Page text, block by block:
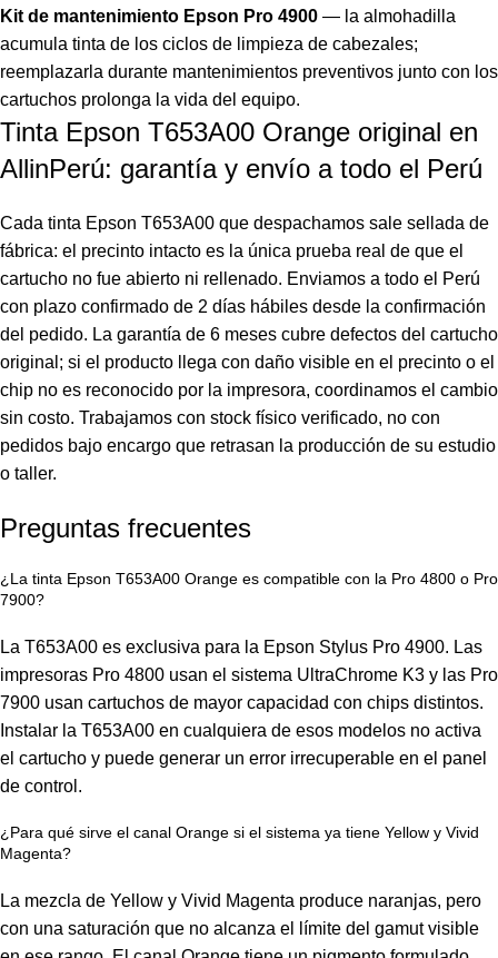
Kit de mantenimiento Epson Pro 4900 — la almohadilla
acumula tinta de los ciclos de limpieza de cabezales;
reemplazarla durante mantenimientos preventivos junto con los
cartuchos prolonga la vida del equipo.
Tinta Epson T653A00 Orange original en
AllinPerú: garantía y envío a todo el Perú
Cada tinta Epson T653A00 que despachamos sale sellada de
fábrica: el precinto intacto es la única prueba real de que el
cartucho no fue abierto ni rellenado. Enviamos a todo el Perú
con plazo confirmado de 2 días hábiles desde la confirmación
del pedido. La garantía de 6 meses cubre defectos del cartucho
original; si el producto llega con daño visible en el precinto o el
chip no es reconocido por la impresora, coordinamos el cambio
sin costo. Trabajamos con stock físico verificado, no con
pedidos bajo encargo que retrasan la producción de su estudio
o taller.
Preguntas frecuentes
¿La tinta Epson T653A00 Orange es compatible con la Pro 4800 o Pro
7900?
La T653A00 es exclusiva para la Epson Stylus Pro 4900. Las
impresoras Pro 4800 usan el sistema UltraChrome K3 y las Pro
7900 usan cartuchos de mayor capacidad con chips distintos.
Instalar la T653A00 en cualquiera de esos modelos no activa
el cartucho y puede generar un error irrecuperable en el panel
de control.
¿Para qué sirve el canal Orange si el sistema ya tiene Yellow y Vivid
Magenta?
La mezcla de Yellow y Vivid Magenta produce naranjas, pero
con una saturación que no alcanza el límite del gamut visible